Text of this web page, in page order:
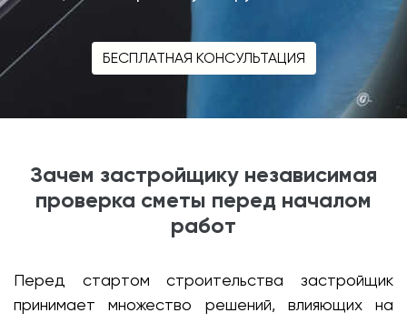
БЕСПЛАТНАЯ КОНСУЛЬТАЦИЯ
Зачем застройщику независимая
проверка сметы перед началом
работ
Перед стартом строительства застройщик
принимает множество решений, влияющих на